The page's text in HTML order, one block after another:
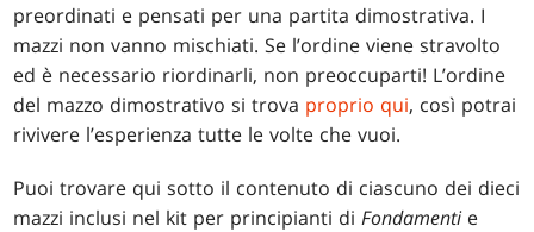
preordinati e pensati per una partita dimostrativa. I
mazzi non vanno mischiati. Se l’ordine viene stravolto
ed è necessario riordinarli, non preoccuparti! L’ordine
del mazzo dimostrativo si trova proprio qui, così potrai
rivivere l’esperienza tutte le volte che vuoi.
Puoi trovare qui sotto il contenuto di ciascuno dei dieci
mazzi inclusi nel kit per principianti diFondamenti e